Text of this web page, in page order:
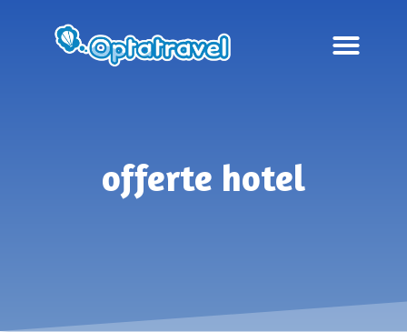
offerte hotel